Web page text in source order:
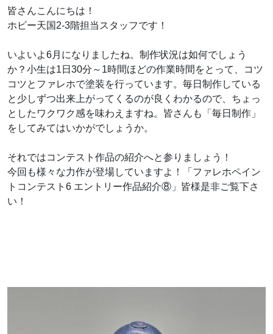
皆さんこんにちは！
ホビー天国2-3階担当スタッフです！
いよいよ6月になりましたね。制作状況は如何でしょう
か？小生は1日30分～1時間ほどの作業時間をとって、コツ
コツとファレホで塗装を行っています。毎日制作している
と少しずつ出来上がってくるのが良くわかるので、ちょっ
としたワクワク感を味わえますね。皆さんも「毎日制作」
をしてみてはいかがでしょうか。
それではコンテスト作品の紹介へと参りましょう！
今回も様々な力作が登場していますよ！「ファレホペイン
トコンテスト6 エントリー作品紹介⑧」皆様是非ご覧下さ
い！